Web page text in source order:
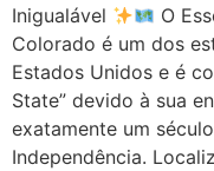
Inigualável
O
Colorado é um dos
Estados Unidos e é
State” devido à sua
exatamente um
Independência.